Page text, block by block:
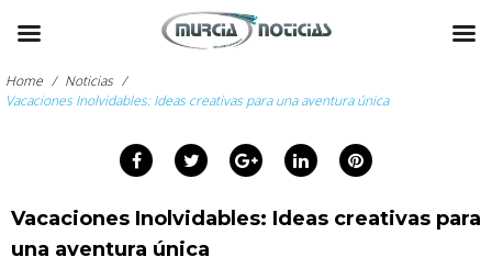
Skip
to
content
Home / Noticias /
Vacaciones Inolvidables: Ideas creativas para una aventura única
FacebookTwitterGoogle+LinkedInPinterest
Vacaciones Inolvidables: Ideas creativas para
una aventura única